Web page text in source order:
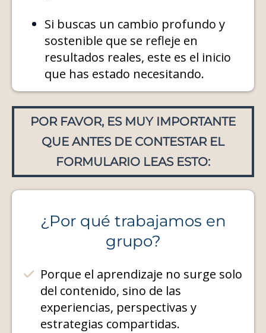
Si buscas un cambio profundo y
sostenible que se refleje en
resultados reales, este es el inicio
que has estado necesitando.
POR FAVOR, ES MUY IMPORTANTE
QUE ANTES DE CONTESTAR EL
FORMULARIO LEAS ESTO:
¿Por qué trabajamos en
grupo?
Porque el aprendizaje no surge solo
del contenido, sino de las
experiencias, perspectivas y
estrategias compartidas.